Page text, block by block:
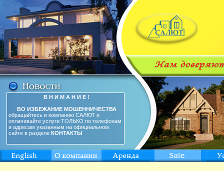
В Н И М А Н И Е !
ВО ИЗБЕЖАНИЕ МОШЕННИЧЕСТВА
обращайтесь в компанию САЛЮТ и
оплачивайте услуги ТОЛЬКО по телефонам
и адресам указанным на официальном
сайте в разделе КОНТАКТЫ